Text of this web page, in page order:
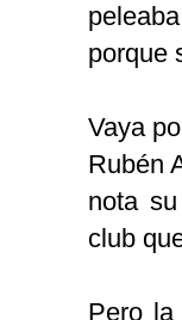
porque
Vaya
Rubén
nota
club
Pero la